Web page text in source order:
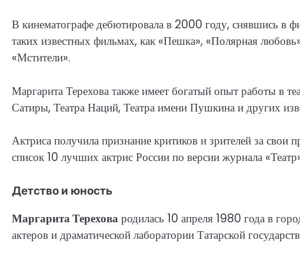
В кинематографе дебютировала в 2000 году, снявшись в
таких известных фильмах, как «Пешка», «Полярная
«Мстители».
Маргарита Терехова также имеет богатый опыт работы в
Сатиры, Театра Наций, Театра имени Пушкина и других
Актриса получила признание критиков и зрителей за
список 10 лучших актрис России по версии журнала
Детство и юность
Маргарита Тереховародилась 10 апреля 1980 года в
актеров и драматической лаборатории Татарской